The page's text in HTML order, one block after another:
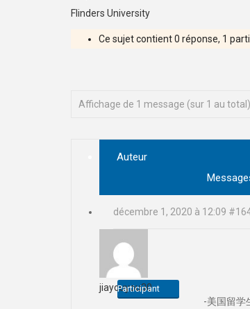
Flinders University
Ce sujet contient 0 réponse, 1
Affichage de 1 message (sur 1 au total)
Auteur
décembre 1, 2020 à 12:09
jiayouyou30
Participant
-美国留学